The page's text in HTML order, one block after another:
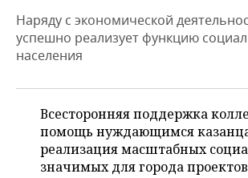
КОРОЛИ ГОСЗАКАЗА ПФО
ВУЗЫ ТАТАРСТАНА
КОМУ ПРИНАДЛЕЖАТ
ТАТАРСТАНА
ФИНАНСЫ
БАНКИ
БЮДЖЕТ
ИНВЕСТИЦИИ
НОВОСТИ
ПРОМЫШЛЕННОСТИ
НЕФТЕХИМИЯ
НЕДВИЖИМОСТЬ
НОВОСТИ НЕДВИЖИМОСТИ
АВТО
НОВОСТИ АВТО
БИЗНЕС
НОВОСТИ БИЗНЕСА
РОЗНИЧНАЯ ТОРГОВЛЯ
ТЕХНОЛОГИИ
НОВОСТИ ТЕХНОЛОГИЙ
МЕРОПРИЯТИЯ
Наряду с экономической
успешно реализует функцию
населения
Всесторонняя поддержка
помощь нуждающимся
реализация масштабных
значимых для города